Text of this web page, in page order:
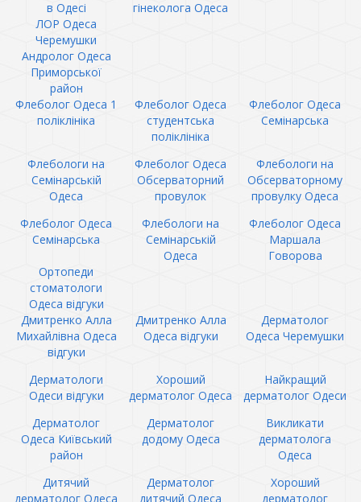
в Одесі
гінеколога Одеса
ЛОР Одеса
Черемушки
Андролог Одеса
Приморської
район
Флеболог Одеса 1
поліклініка
Флеболог Одеса
студентська
поліклініка
Флеболог Одеса
Семінарська
Флебологи на
Семінарській
Одеса
Флеболог Одеса
Обсерваторний
провулок
Флебологи на
Обсерваторному
провулку Одеса
Флеболог Одеса
Семінарська
Флебологи на
Семінарській
Одеса
Флеболог Одеса
Маршала
Говорова
Ортопеди
стоматологи
Одеса відгуки
Дмитренко Алла
Михайлівна Одеса
відгуки
Дмитренко Алла
Одеса відгуки
Дерматолог
Одеса Черемушки
Дерматологи
Одеси відгуки
Хороший
дерматолог Одеса
Найкращий
дерматолог Одеси
Дерматолог
Одеса Київський
район
Дерматолог
додому Одеса
Викликати
дерматолога
Одеса
Дитячий
дерматолог Одеса
Дерматолог
дитячий Одеса
Хороший
дерматолог